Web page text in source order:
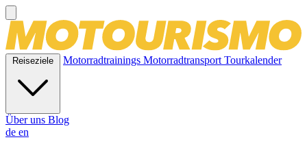
Reiseziele Motorradtrainings MotorradtransportTourkalender
Über uns Blog
de en